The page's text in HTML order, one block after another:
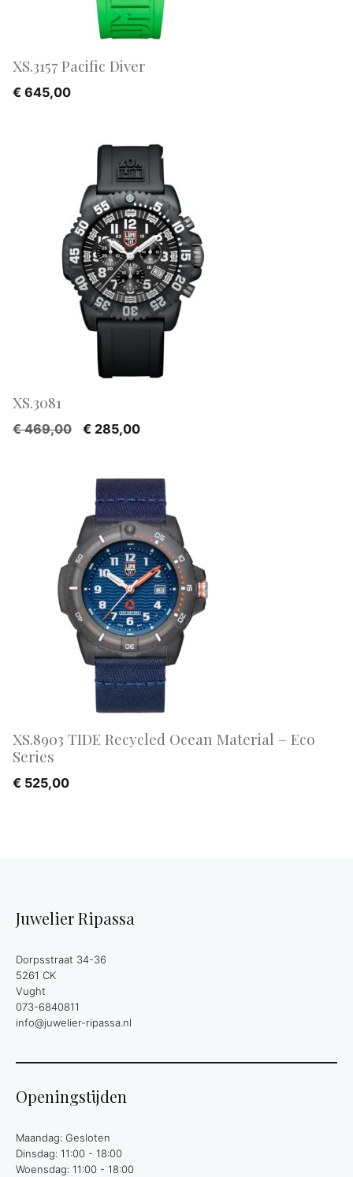
XS.3157 Pacific Diver
€ 645,00
AANBIEDING!
XS.3081
€469,00
Oorspronkelijke
€ 469,00.
€ 285,00Huidige
€ 285,00.
XS.8903 TIDE Recycled Ocean Material – Eco
Series
€ 525,00
Juwelier Ripassa
Dorpsstraat 34-36
5261 CK
Vught
073-6840811
info@juwelier-ripassa.nl
Openingstijden
Maandag: Gesloten
Dinsdag: 11:00 - 18:00
Woensdag: 11:00 - 18:00